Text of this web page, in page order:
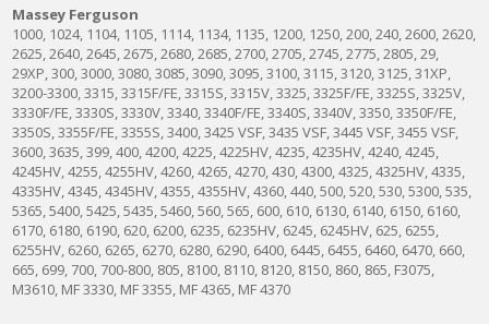
Massey Ferguson
1000, 1024, 1104, 1105, 1114, 1134, 1135, 1200, 1250, 200, 240, 2600, 2620,
2625, 2640, 2645, 2675, 2680, 2685, 2700, 2705, 2745, 2775, 2805, 29,
29XP, 300, 3000, 3080, 3085, 3090, 3095, 3100, 3115, 3120, 3125, 31XP,
3200-3300, 3315, 3315F/FE, 3315S, 3315V, 3325, 3325F/FE, 3325S, 3325V,
3330F/FE, 3330S, 3330V, 3340, 3340F/FE, 3340S, 3340V, 3350, 3350F/FE,
3350S, 3355F/FE, 3355S, 3400, 3425 VSF, 3435 VSF, 3445 VSF, 3455 VSF,
3600, 3635, 399, 400, 4200, 4225, 4225HV, 4235, 4235HV, 4240, 4245,
4245HV, 4255, 4255HV, 4260, 4265, 4270, 430, 4300, 4325, 4325HV, 4335,
4335HV, 4345, 4345HV, 4355, 4355HV, 4360, 440, 500, 520, 530, 5300, 535,
5365, 5400, 5425, 5435, 5460, 560, 565, 600, 610, 6130, 6140, 6150, 6160,
6170, 6180, 6190, 620, 6200, 6235, 6235HV, 6245, 6245HV, 625, 6255,
6255HV, 6260, 6265, 6270, 6280, 6290, 6400, 6445, 6455, 6460, 6470, 660,
665, 699, 700, 700-800, 805, 8100, 8110, 8120, 8150, 860, 865, F3075,
M3610, MF 3330, MF 3355, MF 4365, MF 4370